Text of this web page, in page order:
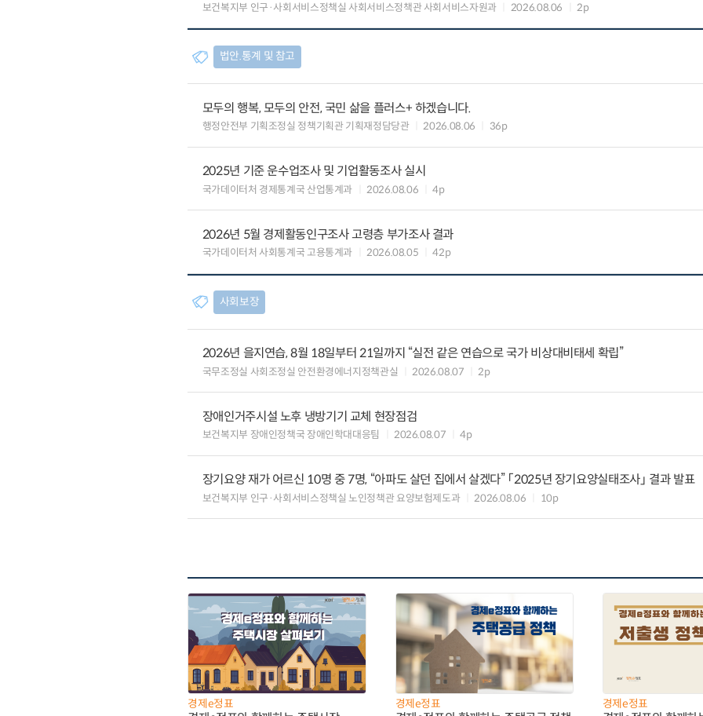
보건복지부 인구·사회서비스정책실 사회서비스정책관 사회서비스자원과 2026.08.06 2p
법안.통계 및 참고
모두의 행복, 모두의 안전, 국민 삶을 플러스+ 하겠습니다.
행정안전부 기획조정실 정책기획관 기획재정담당관 2026.08.06 36p
2025년 기준 운수업조사 및 기업활동조사 실시
국가데이터처 경제통계국 산업통계과 2026.08.06 4p
2026년 5월 경제활동인구조사 고령층 부가조사 결과
국가데이터처 사회통계국 고용통계과 2026.08.05 42p
사회보장
2026년 을지연습, 8월 18일부터 21일까지 “실전 같은 연습으로 국가 비상대비태세 확립”
국무조정실 사회조정실 안전환경에너지정책관실 2026.08.07 2p
장애인거주시설 노후 냉방기기 교체 현장점검
보건복지부 장애인정책국 장애인학대대응팀 2026.08.07 4p
장기요양 재가 어르신 10명 중 7명, “아파도 살던 집에서 살겠다” 「2025년 장기요양실태조사」 결과 발표
보건복지부 인구·사회서비스정책실 노인정책관 요양보험제도과 2026.08.06 10p
경제e정표 경제e정표 경제e정표